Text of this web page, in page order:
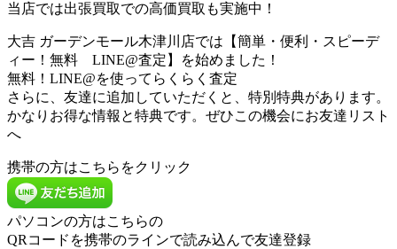
当店では出張買取での高価買取も実施中！
大吉 ガーデンモール木津川店では【簡単・便利・スピーデ
ィー！無料 LINE@査定】を始めました！
無料！LINE@を使ってらくらく査定
さらに、友達に追加していただくと、特別特典があります。
かなりお得な情報と特典です。ぜひこの機会にお友達リスト
へ
携帯の方はこちらをクリック
パソコンの方はこちらの
QRコードを携帯のラインで読み込んで友達登録